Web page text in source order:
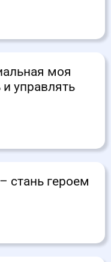
моя
управлять
стань героем